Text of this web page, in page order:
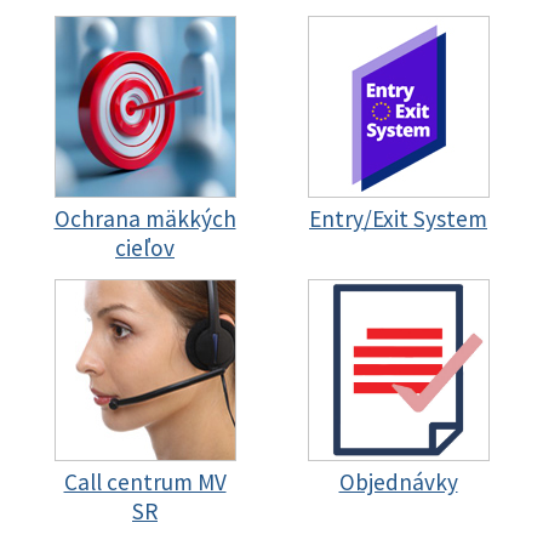
Ochrana mäkkých
cieľov
Entry/Exit System
Call centrum MV
SR
Objednávky